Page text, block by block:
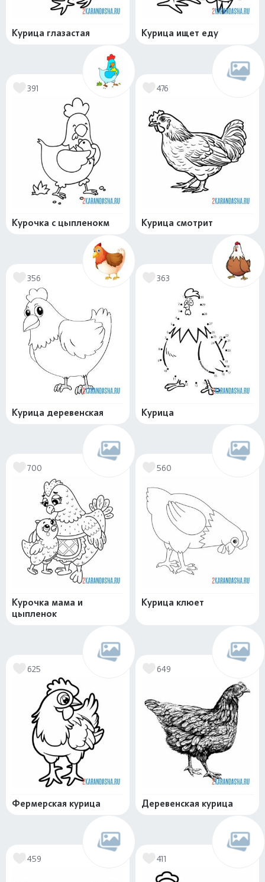
Курица глазастая Курица ищет еду
391
Курочка с цыпленокм
476
Курица смотрит
356
Курица деревенская
363
Курица
700
Курочка мама и
цыпленок
560
Курица клюет
625
Фермерская курица
649
Деревенская курица
459 411